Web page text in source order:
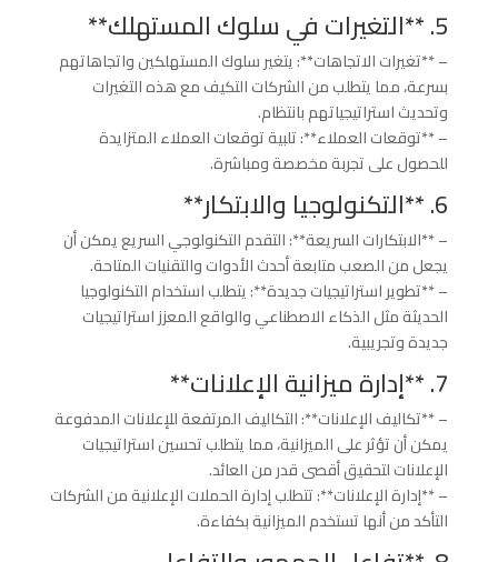
5. **التغيرات في سلوك المستهلك**
– **تغيرات الاتجاهات**: يتغير سلوك المستهلكين واتجاهاتهم
بسرعة، مما يتطلب من الشركات التكيف مع هذه التغيرات
وتحديث استراتيجياتهم بانتظام.
– **توقعات العملاء**: تلبية توقعات العملاء المتزايدة
للحصول على تجربة مخصصة ومباشرة.
6. **التكنولوجيا والابتكار**
– **الابتكارات السريعة**: التقدم التكنولوجي السريع يمكن أن
يجعل من الصعب متابعة أحدث الأدوات والتقنيات المتاحة.
– **تطوير استراتيجيات جديدة**: يتطلب استخدام التكنولوجيا
الحديثة مثل الذكاء الاصطناعي والواقع المعزز استراتيجيات
جديدة وتجريبية.
7. **إدارة ميزانية الإعلانات**
– **تكاليف الإعلانات**: التكاليف المرتفعة للإعلانات المدفوعة
يمكن أن تؤثر على الميزانية، مما يتطلب تحسين استراتيجيات
الإعلانات لتحقيق أقصى قدر من العائد.
– **إدارة الإعلانات**: تتطلب إدارة الحملات الإعلانية من الشركات
التأكد من أنها تستخدم الميزانية بكفاءة.